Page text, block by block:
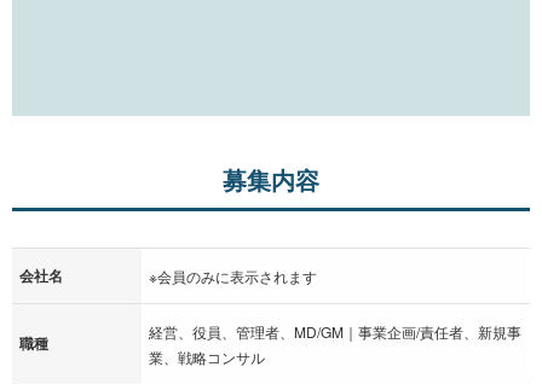
募集内容
会社名 ※会員のみに表示されます
職種
経営、役員、管理者、MD/GM｜事業企画/責任者、新規事
業、戦略コンサル